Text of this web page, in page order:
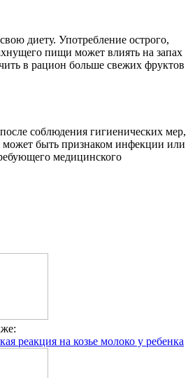
диету. Употребление острого,
пищи может влиять на запах
в рацион больше свежих фруктов
соблюдения гигиенических мер,
может быть признаком инфекции или
медицинского
реакция на козье молоко у ребенка